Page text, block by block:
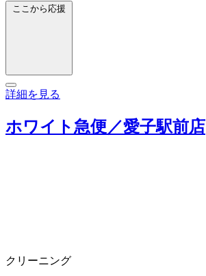
ここから応援
詳細を見る
ホワイト急便／愛子駅前店
クリーニング